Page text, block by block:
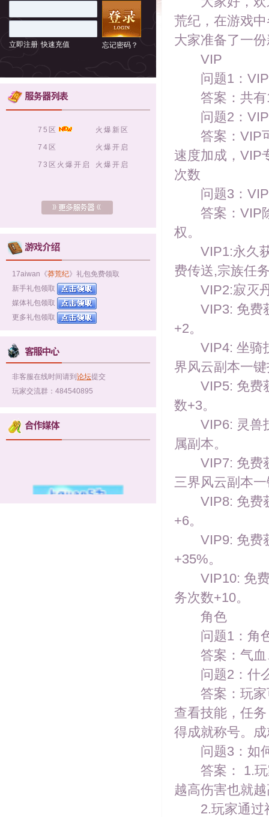
荒纪，在游戏
大家准备了一
VIP
问题1：VIP
答案：共有
问题2：VIP
答案：VIP可
速度加成，VIP
次数
问题3：VIP
答案：VIP除
权。
VIP1:永久获
费传送,宗族任
VIP2:寂灭丹
VIP3: 免费获
+2。
VIP4: 坐骑技
界风云副本一
VIP5: 免费获
数+3。
VIP6: 灵兽技
属副本。
VIP7: 免费获
三界风云副本
VIP8: 免费获
+6。
VIP9: 免费获
+35%。
VIP10: 免费
务次数+10。
角色
问题1：角色
答案：气血
问题2：什么
答案：玩家可
查看技能，任
得成就称号。
问题3：如何
答案： 1.玩
越高伤害也就
2.玩家通过神
立即注册 快速充值 忘记密码？
火爆新区
75区
火爆开启
74区
火爆开启
73区火爆开启
17aiwan《莽荒纪》礼包免费领取
新手礼包领取
媒体礼包领取
更多礼包领取
非客服在线时间请到 论坛提交
玩家交流群：484540895